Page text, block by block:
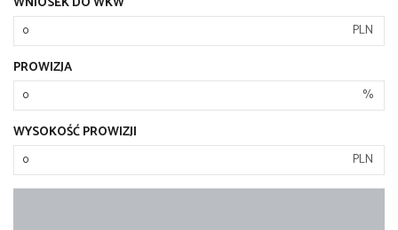
PLN
PROWIZJA
%
WYSOKOŚĆ PROWIZJI
PLN